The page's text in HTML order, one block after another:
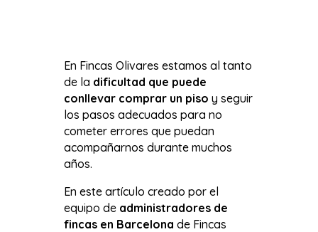
En Fincas Olivares estamos al tanto
de la dificultad que puede
conllevar comprar un piso y seguir
los pasos adecuados para no
cometer errores que puedan
acompañarnos durante muchos
años.
En este artículo creado por el
equipo de administradores de
fincas en Barcelona de Fincas